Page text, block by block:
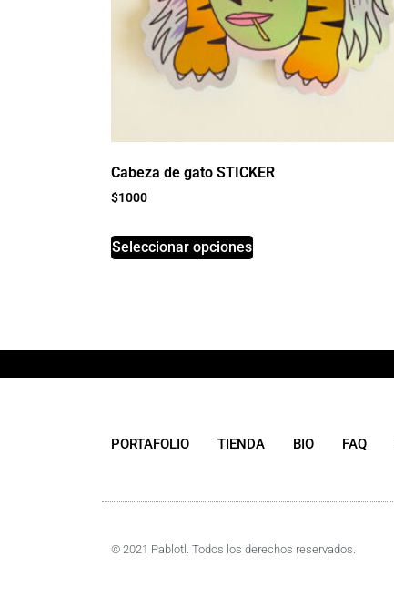
Cabeza de gato STICKER
$1000
Seleccionar opciones
PORTAFOLIO TIENDA BIO FAQ
© 2021 Pablotl. Todos los derechos reservados.